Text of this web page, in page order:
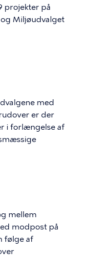
projekter på
Miljøudvalget
med
er der
i forlængelse af
mellem
modpost på
følge af